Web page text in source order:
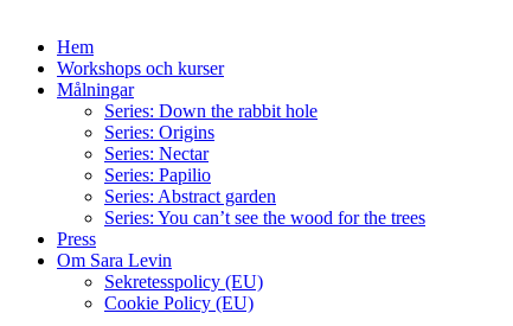
Hem
Workshops och kurser
Målningar
Series: Down the rabbit hole
Series: Origins
Series: Nectar
Series: Papilio
Series: Abstract garden
Series: You can’t see the wood for the trees
Press
Om Sara Levin
Sekretesspolicy (EU)
Cookie Policy (EU)